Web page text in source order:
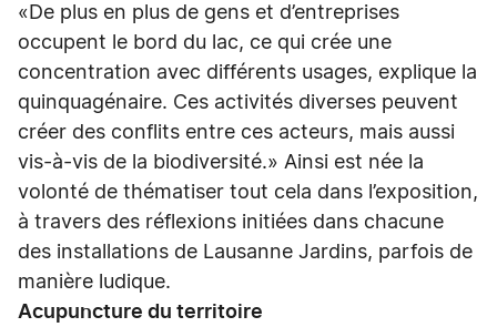
«De plus en plus de gens et d’entreprises
occupent le bord du lac, ce qui crée une
concentration avec différents usages, explique la
quinquagénaire. Ces activités diverses peuvent
créer des conflits entre ces acteurs, mais aussi
vis-à-vis de la biodiversité.» Ainsi est née la
volonté de thématiser tout cela dans l’exposition,
à travers des réflexions initiées dans chacune
des installations de Lausanne Jardins, parfois de
manière ludique.
Acupuncture du territoire